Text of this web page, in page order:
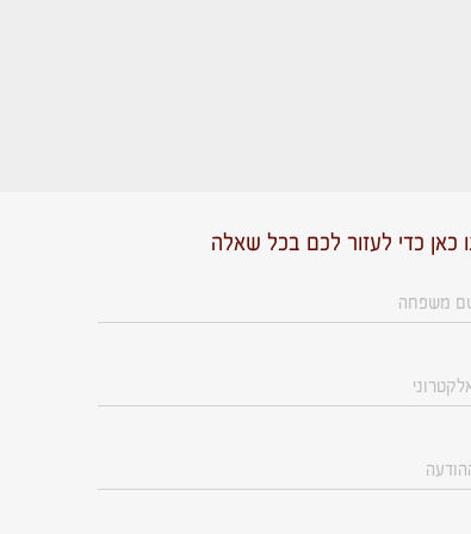
כאן כדי לעזור לכם בכל שאלה